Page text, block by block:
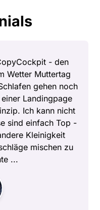
- den
Wetter Muttertag
gehen noch
Landingpage
Ich kann nicht
sind einfach Top -
Kleinigkeit
mischen zu
...